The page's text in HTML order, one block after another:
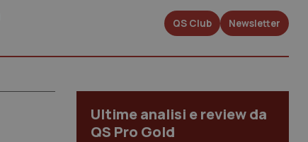
QS Club Newsletter
Ultime analisi e review da
QS Pro Gold